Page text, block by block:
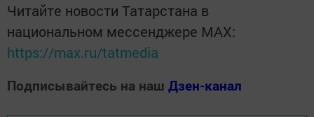
Читайте новости Татарстана в
национальном мессенджере MАХ:
https://max.ru/tatmedia
Подписывайтесь на наш Дзен-канал